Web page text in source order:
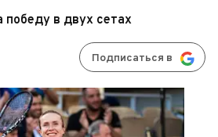
в двух сетах
Подписаться в